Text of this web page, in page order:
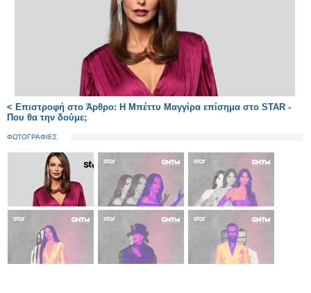
< Επιστροφή στο Άρθρο: Η Μπέττυ Μαγγίρα επίσημα στο STAR -
Που θα την δούμε;
ΦΩΤΟΓΡΑΦΙΕΣ